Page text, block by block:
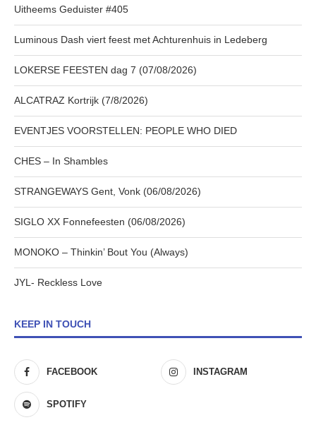
Uitheems Geduister #405
Luminous Dash viert feest met Achturenhuis in Ledeberg
LOKERSE FEESTEN dag 7 (07/08/2026)
ALCATRAZ Kortrijk (7/8/2026)
EVENTJES VOORSTELLEN: PEOPLE WHO DIED
CHES – In Shambles
STRANGEWAYS Gent, Vonk (06/08/2026)
SIGLO XX Fonnefeesten (06/08/2026)
MONOKO – Thinkin’ Bout You (Always)
JYL- Reckless Love
KEEP IN TOUCH
FACEBOOK INSTAGRAM
SPOTIFY